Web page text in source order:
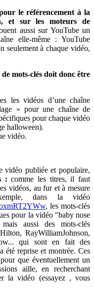
le référencement à la
et sur les moteurs de
aussi sur YouTube un
elle-même : YouTube
seulement à chaque vidéo,
mots-clés doit donc être
les vidéos d’une chaîne
» pour une chaîne de
pour chaque vidéo
halloween).
vidéo.
vidéo publiée et populaire,
: comme les titres, il faut
vidéos, au fur et à mesure
dans la vidéo
, les mots-clés
pour la vidéo "baby nose
aussi des mots-clés
RayWilliamJohnson,
qui sont en fait des
été reprise et montrée. Ces
que éventuellement un
aille, en recherchant
la vidéo (essayez , vous